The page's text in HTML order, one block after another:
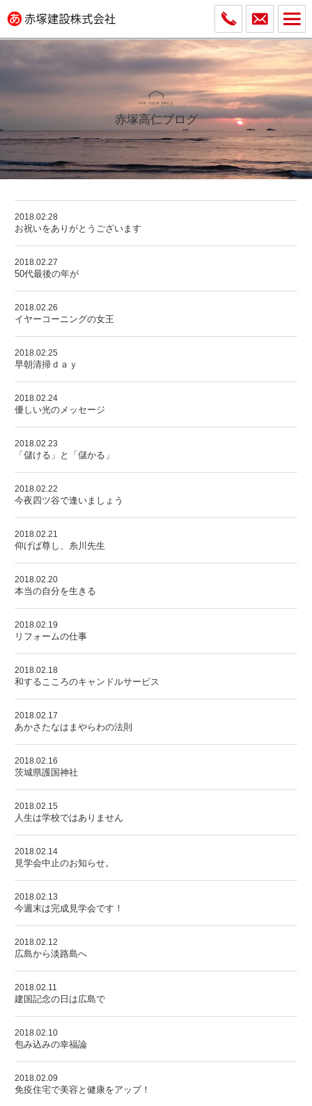
赤塚高仁ブログ
2018.02.28
お祝いをありがとうございます
2018.02.27
50代最後の年が
2018.02.26
イヤーコーニングの女王
2018.02.25
早朝清掃ｄａｙ
2018.02.24
優しい光のメッセージ
2018.02.23
「儲ける」と「儲かる」
2018.02.22
今夜四ツ谷で逢いましょう
2018.02.21
仰げば尊し、糸川先生
2018.02.20
本当の自分を生きる
2018.02.19
リフォームの仕事
2018.02.18
和するこころのキャンドルサービス
2018.02.17
あかさたなはまやらわの法則
2018.02.16
茨城県護国神社
2018.02.15
人生は学校ではありません
2018.02.14
見学会中止のお知らせ。
2018.02.13
今週末は完成見学会です！
2018.02.12
広島から淡路島へ
2018.02.11
建国記念の日は広島で
2018.02.10
包み込みの幸福論
2018.02.09
免疫住宅で美容と健康をアップ！